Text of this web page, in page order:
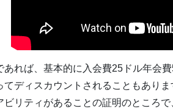
れば、基本的に入会費25ドル年会
ディスカウントされることもありま
リティがあることの証明のところ